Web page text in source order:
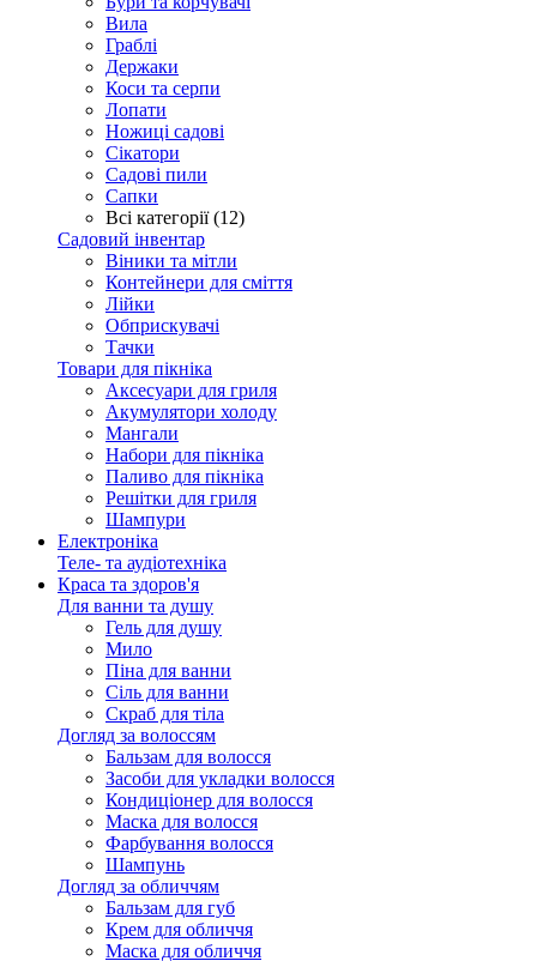
Вила
Граблі
Держаки
Коси та серпи
Лопати
Ножиці садові
Сікатори
Садові пили
Сапки
Всі категорії (12)
Садовий інвентар
Віники та мітли
Контейнери для сміття
Лійки
Обприскувачі
Тачки
Товари для пікніка
Аксесуари для гриля
Акумулятори холоду
Мангали
Набори для пікніка
Паливо для пікніка
Решітки для гриля
Шампури
Електроніка
Теле- та аудіотехніка
Краса та здоров'я
Для ванни та душу
Гель для душу
Мило
Піна для ванни
Сіль для ванни
Скраб для тіла
Догляд за волоссям
Бальзам для волосся
Засоби для укладки волосся
Кондиціонер для волосся
Маска для волосся
Фарбування волосся
Шампунь
Догляд за обличчям
Бальзам для губ
Крем для обличчя
Маска для обличчя